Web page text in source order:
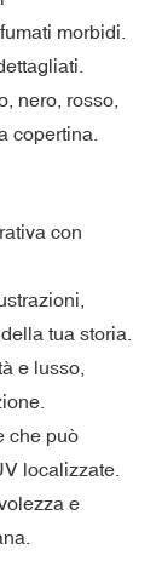
morbidi.
nero, rosso,
copertina.
con
tua storia.
e lusso,
che può
localizzate.
e